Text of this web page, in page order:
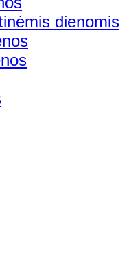
dienomis